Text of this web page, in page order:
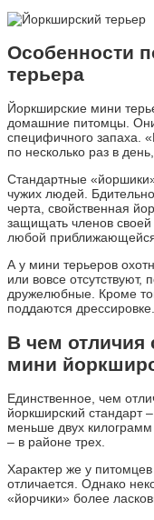
Особенности
терьера
Йоркширские мини
домашние питомцы.
специфичного запаха.
по несколько раз в
Стандартные
чужих людей.
черта, свойственная
защищать членов
любой
А у мини терьеров
или вовсе
дружелюбные. Кроме
поддаются дрессировке.
В чем отличия
мини
Единственное, чем
йоркширский стандарт
меньше двух
– в районе трех.
Характер же у
отличается. Однако
«йорчики» более